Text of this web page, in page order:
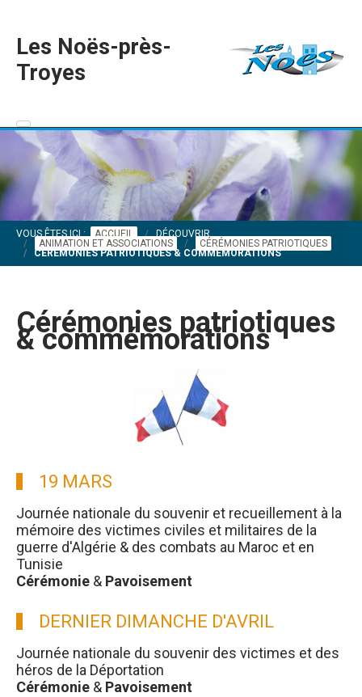
Les Noës-près-
Troyes
VOUS ÊTES ICI : ACCUEIL
DÉCOUVRIR
ANIMATION ET ASSOCIATIONS
CÉRÉMONIES PATRIOTIQUES
CÉRÉMONIES PATRIOTIQUES & COMMÉMORATIONS
Cérémonies patriotiques
& commémorations
19 MARS
Journée nationale du souvenir et recueillement à la
mémoire des victimes civiles et militaires de la
guerre d'Algérie & des combats au Maroc et en
Tunisie
Cérémonie & Pavoisement
DERNIER DIMANCHE D'AVRIL
Journée nationale du souvenir des victimes et des
héros de la Déportation
Cérémonie & Pavoisement